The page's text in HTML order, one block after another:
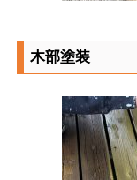
木部塗装